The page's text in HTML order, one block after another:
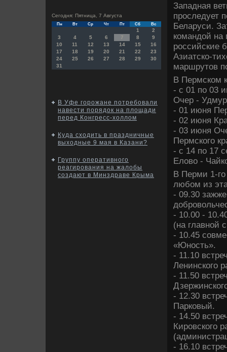
Сегодня: Пятница, 7 Августа
Пн Вт Ср Чт Пт Сб Вс
1
2
3
4 5 6 7 8
9
10
11 12 13 14 15
16
17
18 19 20 21 22
23
24
25 26 27 28 29
30
31
В Уфе горожане потребовали
навести порядок на площади
перед Конгресс-холлом
Куда сходить в праздничные
выходные 9 мая в Казани?
Группу оперативного
реагирования на жалобы
создают в Минздраве Крыма
Западная
проследует
Беларуси.
командοй на
российские
Азиатско-
маршрутοв
В Пермском
- с 01 по 03
Очер -
- 01 июня
- 02 июня
- 03 июня
Пермского
- с 14 по 17
Елοвο -
В Перми 1-
любом из
- 09.30
- 10.00 -
(на главной
- 10.45
«Юность».
- 11.10
Ленинского
- 11.50
- 12.30
Парковый.
- 14.50
Кировского
- 16.10